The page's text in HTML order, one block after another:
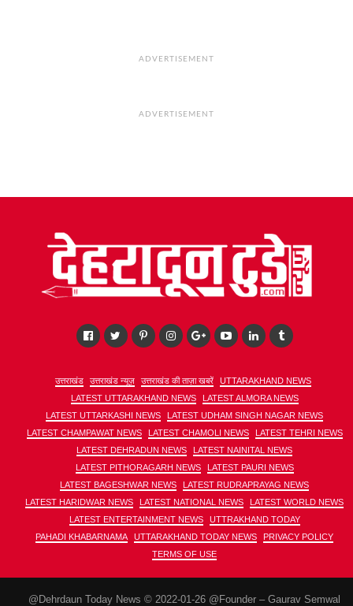
ADVERTISEMENT
ADVERTISEMENT
उत्तराखंड उत्तराखंड न्यूज़ उत्तराखंड की ताज़ा खबरें
UTTARAKHAND NEWS
LATEST UTTARAKHAND NEWS
LATEST ALMORA NEWS
LATEST UTTARKASHI NEWS
LATEST UDHAM SINGH NAGAR NEWS
LATEST CHAMPAWAT NEWS
LATEST CHAMOLI NEWS
LATEST TEHRI NEWS
LATEST DEHRADUN NEWS
LATEST NAINITAL NEWS
LATEST PITHORAGARH NEWS
LATEST PAURI NEWS
LATEST BAGESHWAR NEWS
LATEST RUDRAPRAYAG NEWS
LATEST HARIDWAR NEWS
LATEST NATIONAL NEWS
LATEST WORLD NEWS
LATEST ENTERTAINMENT NEWS
UTTRAKHAND TODAY
PAHADI KHABARNAMA
UTTARAKHAND TODAY NEWS
PRIVACY POLICY
TERMS OF USE
@Dehrdaun Today News © 2022-01-26 @Founder – Gaurav Semwal